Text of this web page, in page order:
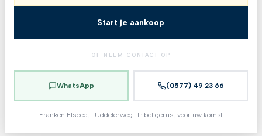
Start je aankoop
OF NEEM CONTACT OP
WhatsApp (0577) 49 23 66
Franken Elspeet | Uddelerweg 11 · bel gerust voor uw komst